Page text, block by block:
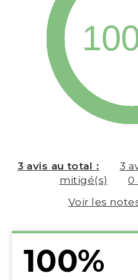
3 avis au total : 3
mitigé(s)
0
Voir les
100%